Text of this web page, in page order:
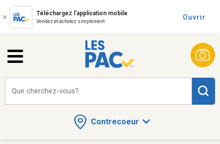
Téléchargez l'application mobile
Vendez et achetez simplement
Ouvrir
Contrecoeur
Que cherchez-vous?